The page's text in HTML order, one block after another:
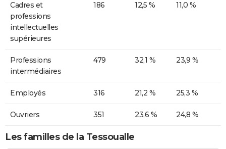
Cadres et
professions
intellectuelles
supérieures
186 12,5 % 11,0 %
Professions
intermédiaires
479 32,1 % 23,9 %
Employés 316 21,2 % 25,3 %
Ouvriers 351 23,6 % 24,8 %
Les familles de la Tessoualle